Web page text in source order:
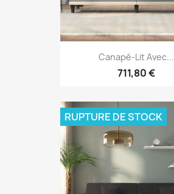
Canapé-Lit Avec...
711,80 €
RUPTURE DE STOCK